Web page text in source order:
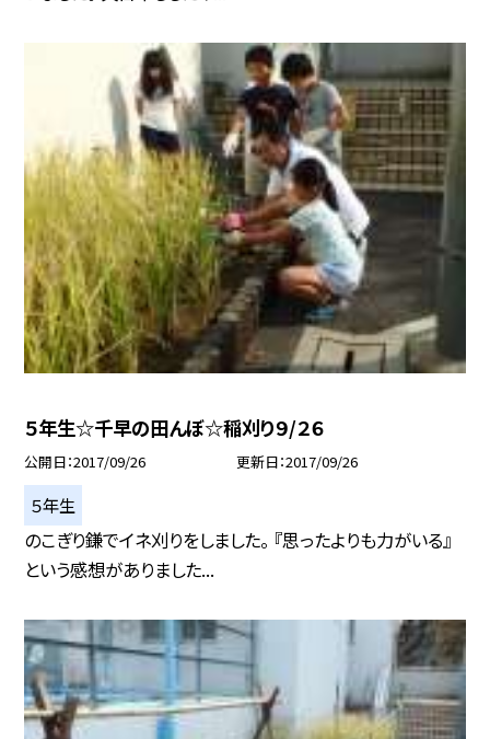
５年生☆千早の田んぼ☆稲刈り９/２６
公開日 2017/09/26 更新日 2017/09/26
５年生
のこぎり鎌でイネ刈りをしました。 『思ったよりも力がいる』
という感想がありました...